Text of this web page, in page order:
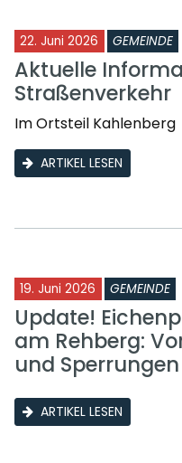
22. Juni 2026 GEMEINDE
Aktuelle
Straßenverkehr
Im Ortsteil Kahlenberg
ARTIKEL LESEN
19. Juni 2026 GEMEINDE
Update!
am Rehberg:
und Sperrungen
ARTIKEL LESEN